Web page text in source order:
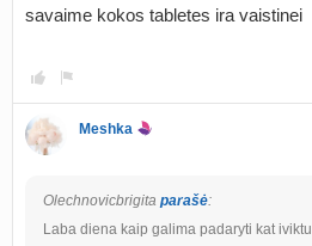
savaime kokos tabletes ira vaistinei
Meshka
Olechnovicbrigita parašė:
Laba diena kaip galima padaryti kat